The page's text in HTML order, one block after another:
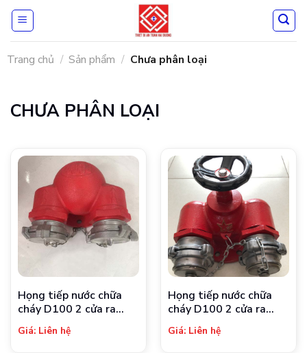
Skip
content
Trang chủ / Sản phẩm / Chưa phân loại
CHƯA PHÂN LOẠI
Họng tiếp nước chữa
cháy D100 2 cửa ra
D65
Giá: Liên hệ
Họng tiếp nước chữa
cháy D100 2 cửa ra
D65 (có tay xoay)
Giá: Liên hệ